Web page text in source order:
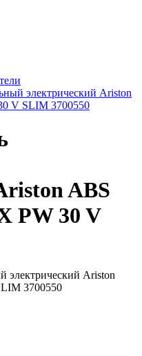
электрический Ariston
V SLIM 3700550
ABS
PW 30 V